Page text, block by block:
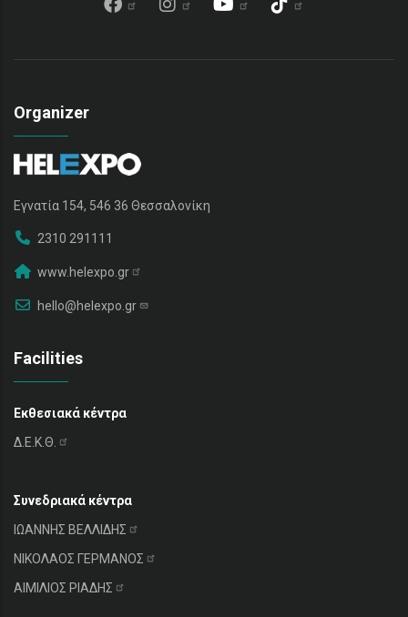
Organizer
Εγνατία 154, 546 36 Θεσσαλονίκη
2310 291111
www.helexpo.gr
hello@helexpo.gr
Facilities
Εκθεσιακά κέντρα
Δ.Ε.Κ.Θ.
Συνεδριακά κέντρα
ΙΩΑΝΝΗΣ ΒΕΛΛΙΔΗΣ
ΝΙΚΟΛΑΟΣ ΓΕΡΜΑΝΟΣ
ΑΙΜΙΛΙΟΣ ΡΙΑΔΗΣ